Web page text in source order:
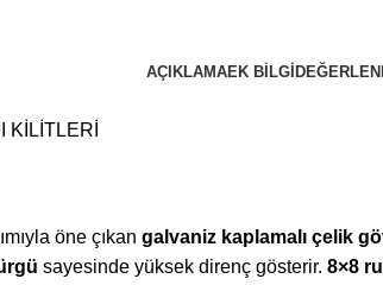
AÇIKLAMAEK BILGI
KİLİTLERİ
öne çıkan galvaniz kaplamalı çelik
sayesinde yüksek direnç gösterir. 8×8